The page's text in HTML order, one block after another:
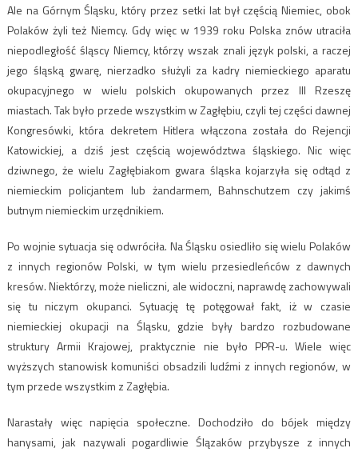
Ale na Górnym Śląsku, który przez setki lat był częścią Niemiec, obok
Polaków żyli też Niemcy. Gdy więc w 1939 roku Polska znów utraciła
niepodległość śląscy Niemcy, którzy wszak znali język polski, a raczej
jego śląską gwarę, nierzadko służyli za kadry niemieckiego aparatu
okupacyjnego w wielu polskich okupowanych przez III Rzeszę
miastach. Tak było przede wszystkim w Zagłębiu, czyli tej części dawnej
Kongresówki, która dekretem Hitlera włączona została do Rejencji
Katowickiej, a dziś jest częścią województwa śląskiego. Nic więc
dziwnego, że wielu Zagłębiakom gwara śląska kojarzyła się odtąd z
niemieckim policjantem lub żandarmem, Bahnschutzem czy jakimś
butnym niemieckim urzędnikiem.
Po wojnie sytuacja się odwróciła. Na Śląsku osiedliło się wielu Polaków
z innych regionów Polski, w tym wielu przesiedleńców z dawnych
kresów. Niektórzy, może nieliczni, ale widoczni, naprawdę zachowywali
się tu niczym okupanci. Sytuację tę potęgował fakt, iż w czasie
niemieckiej okupacji na Śląsku, gdzie były bardzo rozbudowane
struktury Armii Krajowej, praktycznie nie było PPR-u. Wiele więc
wyższych stanowisk komuniści obsadzili ludźmi z innych regionów, w
tym przede wszystkim z Zagłębia.
Narastały więc napięcia społeczne. Dochodziło do bójek między
hanysami, jak nazywali pogardliwie Ślązaków przybysze z innych